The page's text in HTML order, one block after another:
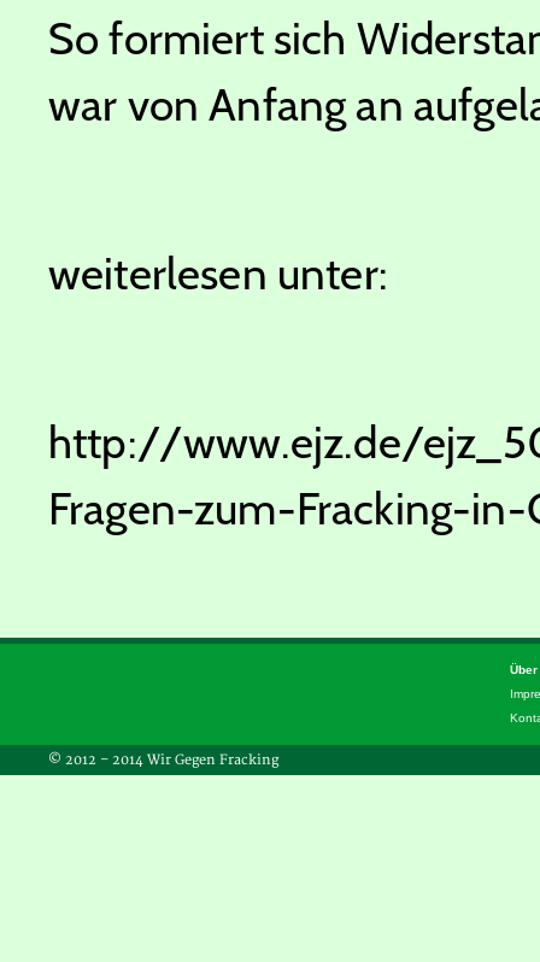
So formiert sich
war von Anfang an
weiterlesen unter:
http://www.ejz.de/
Fragen-zum-Fracking-
Über
© 2012 – 2014 Wir Gegen Fracking